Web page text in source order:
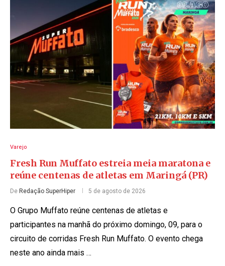
Varejo
Fresh Run Muffato estreia meia maratona e
reúne centenas de atletas em Maringá (PR)
De Redação SuperHiper 5 de agosto de 2026
O Grupo Muffato reúne centenas de atletas e
participantes na manhã do próximo domingo, 09, para o
circuito de corridas Fresh Run Muffato. O evento chega
neste ano ainda mais …